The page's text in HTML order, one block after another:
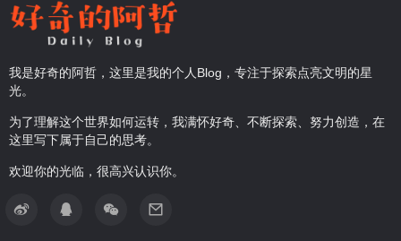
我是好奇的阿哲，这里是我的个人Blog，专注于探索点亮文明的星
光。
为了理解这个世界如何运转，我满怀好奇、不断探索、努力创造，在
这里写下属于自己的思考。
欢迎你的光临，很高兴认识你。